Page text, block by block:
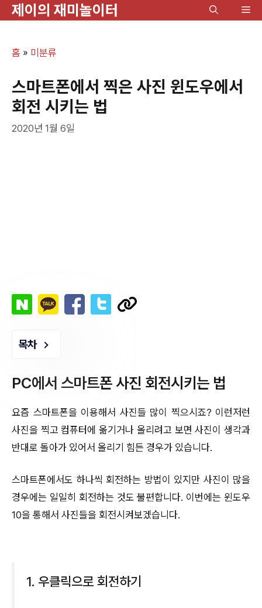
제이의 재미놀이터
메
홈 » 미분류
스마트폰에서 찍은 사진 윈도우에서
회전 시키는 법
2020년 1월 6일
목차
PC에서 스마트폰 사진 회전시키는 법
요즘 스마트폰을 이용해서 사진들 많이 찍으시죠? 이런저런
사진을 찍고 컴퓨터에 옮기거나 올리려고 보면 사진이 생각과
반대로 돌아가 있어서 올리기 힘든 경우가 있습니다.
스마트폰에서도 하나씩 회전하는 방법이 있지만 사진이 많을
경우에는 일일히 회전하는 것도 불편합니다. 이번에는 윈도우
10을 통해서 사진들을 회전시켜보겠습니다.
1. 우클릭으로 회전하기